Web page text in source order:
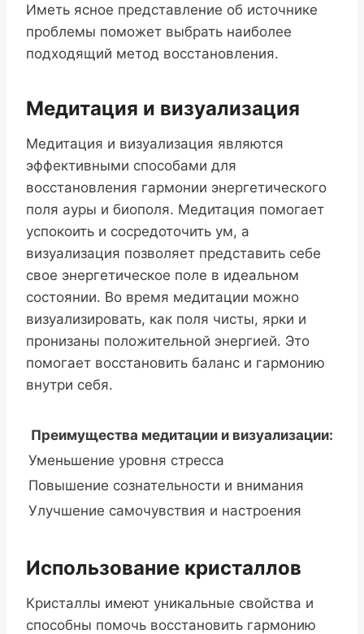
Иметь ясное представление об источнике
проблемы поможет выбрать наиболее
подходящий метод восстановления.
Медитация и визуализация
Медитация и визуализация являются
эффективными способами для
восстановления гармонии энергетического
поля ауры и биополя. Медитация помогает
успокоить и сосредоточить ум, а
визуализация позволяет представить себе
свое энергетическое поле в идеальном
состоянии. Во время медитации можно
визуализировать, как поля чисты, ярки и
пронизаны положительной энергией. Это
помогает восстановить баланс и гармонию
внутри себя.
Преимущества медитации и визуализации:
Уменьшение уровня стресса
Повышение сознательности и внимания
Улучшение самочувствия и настроения
Использование кристаллов
Кристаллы имеют уникальные свойства и
способны помочь восстановить гармонию